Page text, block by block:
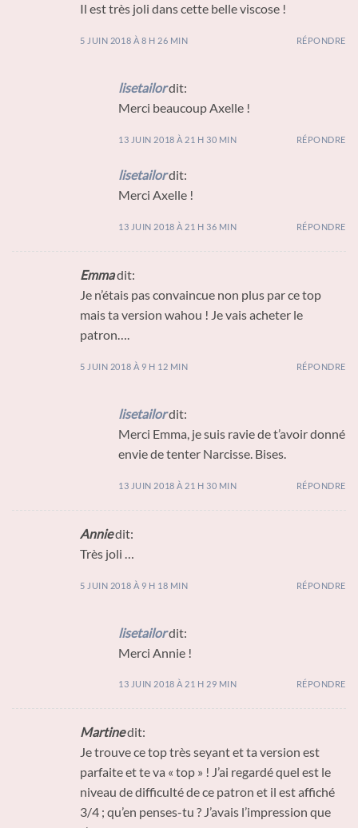
Il est très joli dans cette belle viscose !
5 JUIN 2018 À 8 H 26 MIN RÉPONDRE
lisetailordit:
Merci beaucoup Axelle !
13 JUIN 2018 À 21 H 30 MIN RÉPONDRE
lisetailordit:
Merci Axelle !
13 JUIN 2018 À 21 H 36 MIN RÉPONDRE
Emmadit:
Je n’étais pas convaincue non plus par ce top
mais ta version wahou ! Je vais acheter le
patron….
5 JUIN 2018 À 9 H 12 MIN RÉPONDRE
lisetailordit:
Merci Emma, je suis ravie de t’avoir donné
envie de tenter Narcisse. Bises.
13 JUIN 2018 À 21 H 30 MIN RÉPONDRE
Anniedit:
Très joli …
5 JUIN 2018 À 9 H 18 MIN RÉPONDRE
lisetailordit:
Merci Annie !
13 JUIN 2018 À 21 H 29 MIN RÉPONDRE
Martinedit:
Je trouve ce top très seyant et ta version est
parfaite et te va « top » ! J’ai regardé quel est le
niveau de difficulté de ce patron et il est affiché
3/4 ; qu’en penses-tu ? J’avais l’impression que